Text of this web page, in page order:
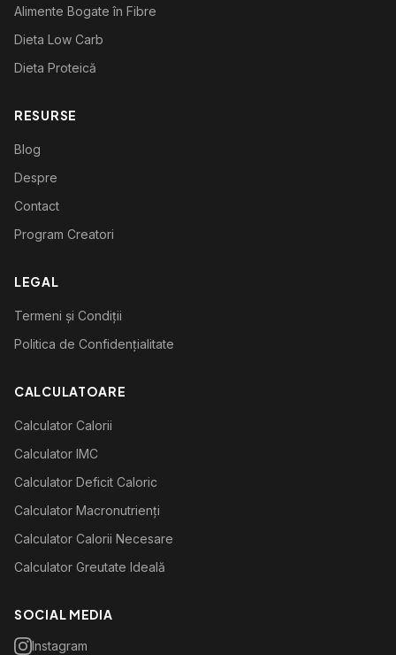
Alimente Bogate în Fibre
Dieta Low Carb
Dieta Proteică
RESURSE
Blog
Despre
Contact
Program Creatori
LEGAL
Termeni și Condiții
Politica de Confidențialitate
CALCULATOARE
Calculator Calorii
Calculator IMC
Calculator Deficit Caloric
Calculator Macronutrienți
Calculator Calorii Necesare
Calculator Greutate Ideală
SOCIAL MEDIA
Instagram